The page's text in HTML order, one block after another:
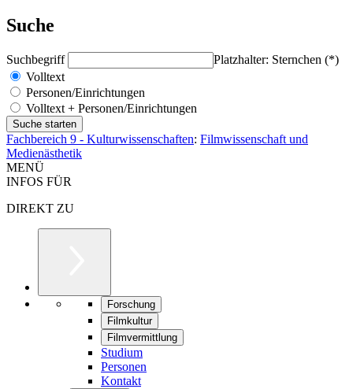
Suche
Suchbegriff
Platzhalter: Sternchen (*)
Volltext
Personen/Einrichtungen
Volltext + Personen/Einrichtungen
Fachbereich 9 - Kulturwissenschaften: Filmwissenschaft und
Medienästhetik
MENÜ
INFOS FÜR
DIREKT ZU
Forschung
Filmkultur
Filmvermittlung
Studium
Personen
Kontakt